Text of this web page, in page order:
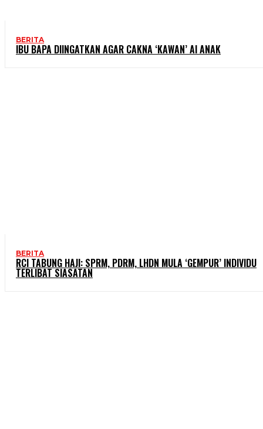
BERITA
IBU BAPA DIINGATKAN AGAR CAKNA ‘KAWAN’ AI ANAK
BERITA
RCI TABUNG HAJI: SPRM, PDRM, LHDN MULA ‘GEMPUR’ INDIVIDU
TERLIBAT SIASATAN